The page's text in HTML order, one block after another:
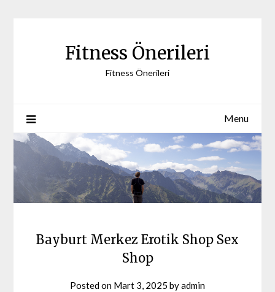
Fitness Önerileri
Fitness Önerileri
Menu
Bayburt Merkez Erotik Shop Sex
Shop
Posted on Mart 3, 2025 byadmin